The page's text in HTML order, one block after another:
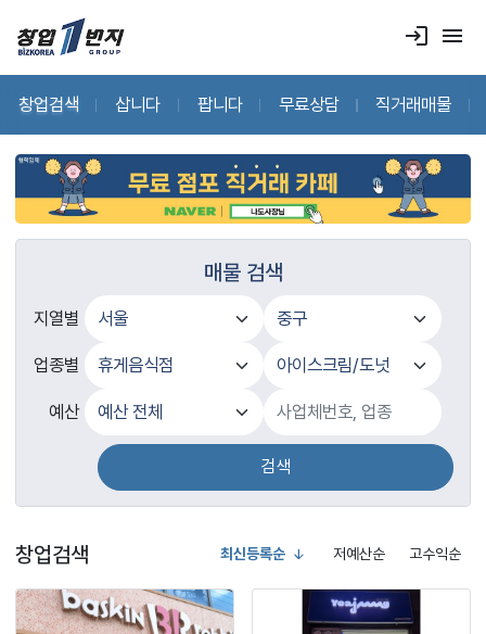
login menu
창업검색 삽니다 팝니다 무료상담 직거래매물
매물 검색
지열별
업종별
예산
검색
창업검색 최신등록순 저예산순 고수익순